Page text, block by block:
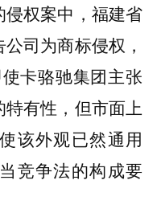
权案中，福建省
司为商标侵权，
卡骆驰集团主张
有性，但市面上
该外观已然通用
竞争法的构成要